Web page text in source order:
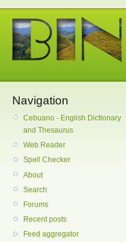
Navigation
Cebuano - English Dictionary
and Thesaurus
Web Reader
Spell Checker
About
Search
Forums
Recent posts
Feed aggregator